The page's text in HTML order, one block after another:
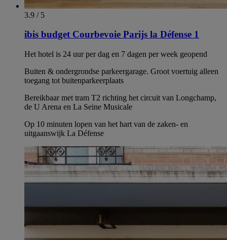
3.9 / 5
ibis budget Courbevoie Parijs la Défense 1
Het hotel is 24 uur per dag en 7 dagen per week geopend
Buiten & ondergrondse parkeergarage. Groot voertuig alleen
toegang tot buitenparkeerplaats
Bereikbaar met tram T2 richting het circuit van Longchamp,
de U Arena en La Seine Musicale
Op 10 minuten lopen van het hart van de zaken- en
uitgaanswijk La Défense